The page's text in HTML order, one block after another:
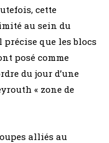
cette
au sein du
précise que les blocs
posé comme
du jour d’une
« zone de
alliés au